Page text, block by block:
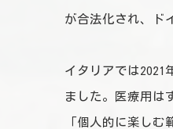
が合法化され、ド
イタリアでは2021
ました。医療用は
「個人的に楽し